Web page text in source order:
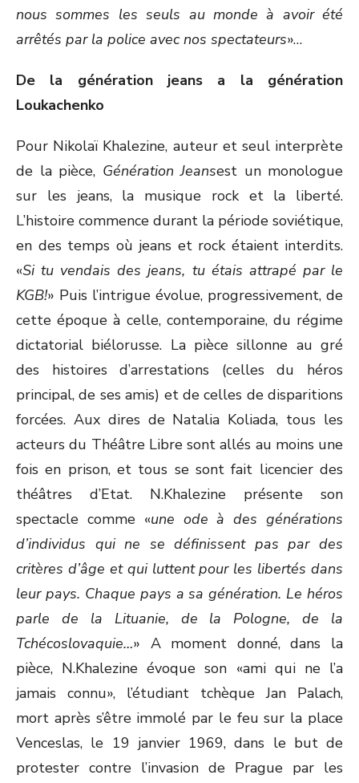
nous sommes les seuls au monde à avoir été
arrêtés par la police avec nos spectateurs»…
De la génération jeans a la génération
Loukachenko
Pour Nikolaï Khalezine, auteur et seul interprète
de la pièce, Génération Jeansest un monologue
sur les jeans, la musique rock et la liberté.
L’histoire commence durant la période soviétique,
en des temps où jeans et rock étaient interdits.
«Si tu vendais des jeans, tu étais attrapé par le
KGB!» Puis l’intrigue évolue, progressivement, de
cette époque à celle, contemporaine, du régime
dictatorial biélorusse. La pièce sillonne au gré
des histoires d’arrestations (celles du héros
principal, de ses amis) et de celles de disparitions
forcées. Aux dires de Natalia Koliada, tous les
acteurs du Théâtre Libre sont allés au moins une
fois en prison, et tous se sont fait licencier des
théâtres d’Etat. N.Khalezine présente son
spectacle comme «une ode à des générations
d’individus qui ne se définissent pas par des
critères d’âge et qui luttent pour les libertés dans
leur pays. Chaque pays a sa génération. Le héros
parle de la Lituanie, de la Pologne, de la
Tchécoslovaquie…» A moment donné, dans la
pièce, N.Khalezine évoque son «ami qui ne l’a
jamais connu», l’étudiant tchèque Jan Palach,
mort après s’être immolé par le feu sur la place
Venceslas, le 19 janvier 1969, dans le but de
protester contre l’invasion de Prague par les